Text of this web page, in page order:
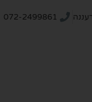
072-2499861